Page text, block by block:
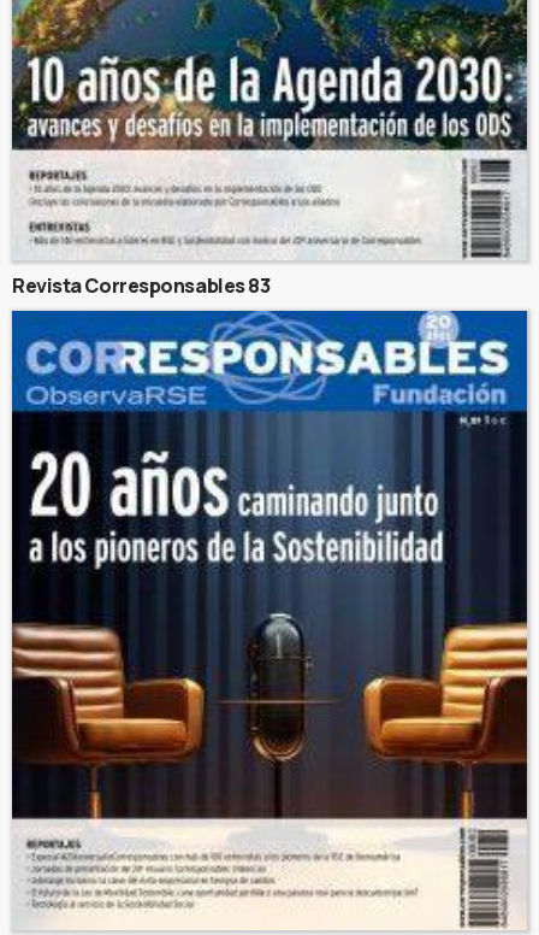
Revista Corresponsables 83